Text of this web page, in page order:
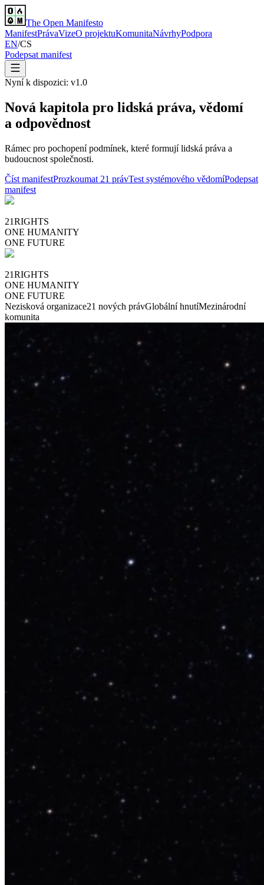
The Open Manifesto
ManifestPrávaVizeO projektuKomunitaNávrhyPodpora
EN/CS
Podepsat manifest
Nyní k dispozici: v1.0
Nová kapitola pro lidská práva, vědomí
a odpovědnost
Rámec pro pochopení podmínek, které formují lidská práva a
budoucnost společnosti.
Číst manifestProzkoumat 21 právTest systémového vědomíPodepsat
manifest
21RIGHTS
ONE HUMANITY
ONE FUTURE
21RIGHTS
ONE HUMANITY
ONE FUTURE
Nezisková organizace21 nových právGlobální hnutíMezinárodní
komunita